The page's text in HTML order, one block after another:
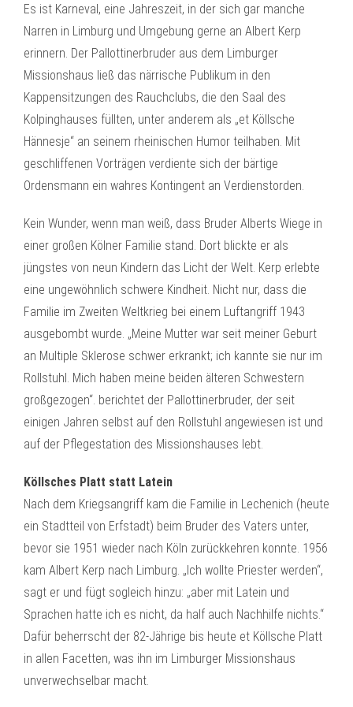
Es ist Karneval, eine Jahreszeit, in der sich gar manche
Narren in Limburg und Umgebung gerne an Albert Kerp
erinnern. Der Pallottinerbruder aus dem Limburger
Missionshaus ließ das närrische Publikum in den
Kappensitzungen des Rauchclubs, die den Saal des
Kolpinghauses füllten, unter anderem als „et Köllsche
Hännesje“ an seinem rheinischen Humor teilhaben. Mit
geschliffenen Vorträgen verdiente sich der bärtige
Ordensmann ein wahres Kontingent an Verdienstorden.
Kein Wunder, wenn man weiß, dass Bruder Alberts Wiege in
einer großen Kölner Familie stand. Dort blickte er als
jüngstes von neun Kindern das Licht der Welt. Kerp erlebte
eine ungewöhnlich schwere Kindheit. Nicht nur, dass die
Familie im Zweiten Weltkrieg bei einem Luftangriff 1943
ausgebombt wurde. „Meine Mutter war seit meiner Geburt
an Multiple Sklerose schwer erkrankt; ich kannte sie nur im
Rollstuhl. Mich haben meine beiden älteren Schwestern
großgezogen“. berichtet der Pallottinerbruder, der seit
einigen Jahren selbst auf den Rollstuhl angewiesen ist und
auf der Pflegestation des Missionshauses lebt.
Köllsches Platt statt Latein
Nach dem Kriegsangriff kam die Familie in Lechenich (heute
ein Stadtteil von Erfstadt) beim Bruder des Vaters unter,
bevor sie 1951 wieder nach Köln zurückkehren konnte. 1956
kam Albert Kerp nach Limburg. „Ich wollte Priester werden“,
sagt er und fügt sogleich hinzu: „aber mit Latein und
Sprachen hatte ich es nicht, da half auch Nachhilfe nichts.“
Dafür beherrscht der 82-Jährige bis heute et Köllsche Platt
in allen Facetten, was ihn im Limburger Missionshaus
unverwechselbar macht.